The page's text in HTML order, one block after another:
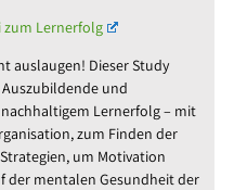
zum Lernerfolg
auslaugen! Dieser Study
und
Lernerfolg – mit
zum Finden der
um Motivation
der mentalen Gesundheit der